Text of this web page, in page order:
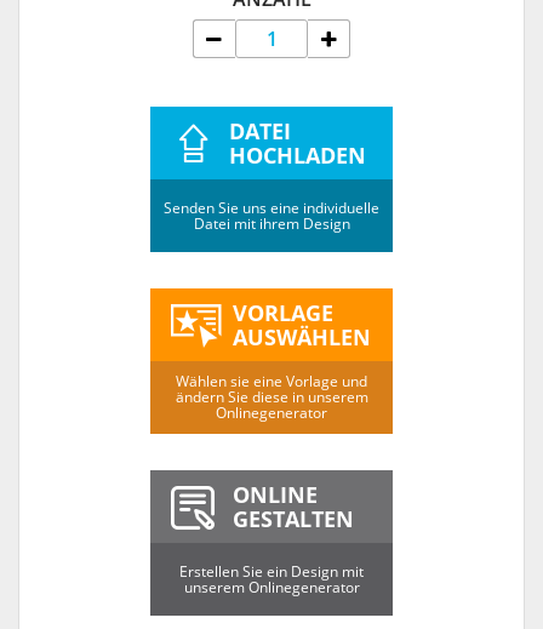
DATEI
HOCHLADEN
Senden Sie uns eine individuelle
Datei mit ihrem Design
VORLAGE
AUSWÄHLEN
Wählen sie eine Vorlage und
ändern Sie diese in unserem
Onlinegenerator
ONLINE
GESTALTEN
Erstellen Sie ein Design mit
unserem Onlinegenerator